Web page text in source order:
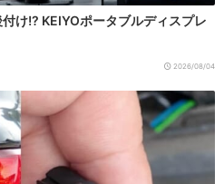
け!? KEIYOポータブルディスプレ
2026/08/04